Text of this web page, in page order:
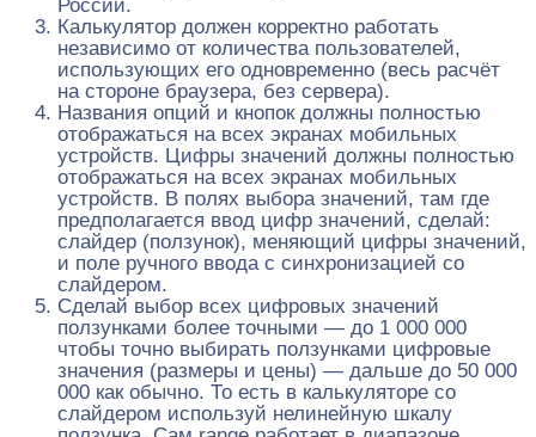
России.
Калькулятор должен корректно работать
независимо от количества пользователей,
использующих его одновременно (весь расчёт
на стороне браузера, без сервера).
Названия опций и кнопок должны полностью
отображаться на всех экранах мобильных
устройств. Цифры значений должны полностью
отображаться на всех экранах мобильных
устройств. В полях выбора значений, там где
предполагается ввод цифр значений, сделай:
слайдер (ползунок), меняющий цифры значений,
и поле ручного ввода с синхронизацией со
слайдером.
Сделай выбор всех цифровых значений
ползунками более точными — до 1 000 000
чтобы точно выбирать ползунками цифровые
значения (размеры и цены) — дальше до 50 000
000 как обычно. То есть в калькуляторе со
слайдером используй нелинейную шкалу